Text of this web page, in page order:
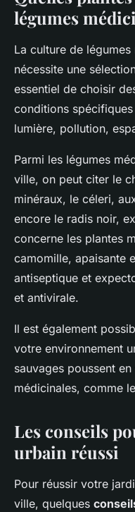
légumes
La culture de
nécessite une
essentiel de choisir
conditions
lumière, pollution,
Parmi les légumes
ville, on peut citer le
minéraux, le céleri,
encore le radis noir,
concerne les plantes
camomille, apaisante
antiseptique et
et antivirale.
Il est également
votre environnement
sauvages poussent
médicinales, comme
Les conseils
urbain réussi
Pour réussir votre
ville, quelques